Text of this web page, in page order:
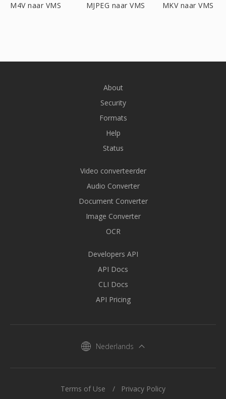
M4V naar VMS MJPEG naar VMS MKV naar VMS
About
Security
Formats
Help
Status
Video converteerder
Audio Converter
Document Converter
Image Converter
OCR
Developers API
API Docs
CLI Docs
API Pricing
Nederlands
Terms of Use Privacy Policy